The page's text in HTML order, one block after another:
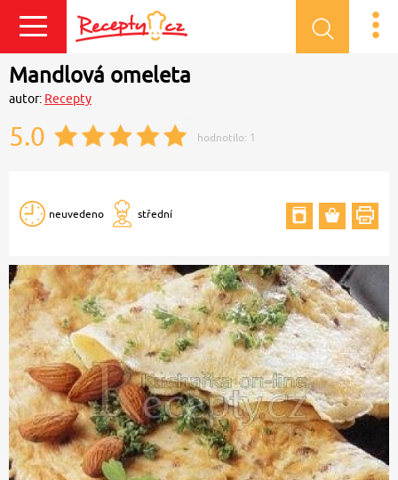
Přihlásit se
Mandlová omeleta
autor: Recepty
5.0 hodnotilo: 1
neuvedeno střední